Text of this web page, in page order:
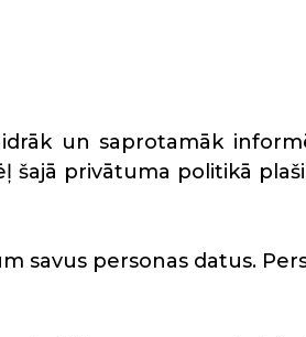
un saprotamāk
šajā privātuma politikā
savus personas datus.